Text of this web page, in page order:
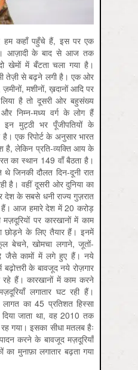
हम कहाँ पहुँचे हैं, इस पर एक
आज़ादी के बाद से आज तक
खेमों में बँटता चला गया है।
तेज़ी से बढ़ने लगी है। एक ओर
मशीनों, ख़दानों आदि पर
है तो दूसरी ओर बहुसंख्य
निम्न-मध्य वर्ग के लोग हैं
इन मुट्ठी भर पूँजीपतियों के
एक रिपोर्ट के अनुसार भारत
है, लेकिन प्रति-व्यक्ति आय के
का स्थान 149 वाँ बैठता है।
जिनकी दौलत दिन-दूनी रात
है। वहीं दूसरी ओर दुनिया का
देश के सबसे धनी राज्य गुज़रात
आज हमारे देश में 20 करोड़
पर कारखानों में काम
छोड़ने के लिए तैयार हैं। इनमें
बेचने, खोमचा लगाने, जूतों-
जैसे कामों में लगे हुए हैं। नये
के बावजूद नये रोज़गार
रहे हैं। कारखानों में काम करने
लगातार घट रही हैं।
का 45 प्रतिशत हिस्सा
जाता था, वह 2010 तक
गया। इसका सीधा मतलब हैः
करने के बावजूद मज़दूरियाँ
का मुनाफ़ा लगातार बढ़ता गया